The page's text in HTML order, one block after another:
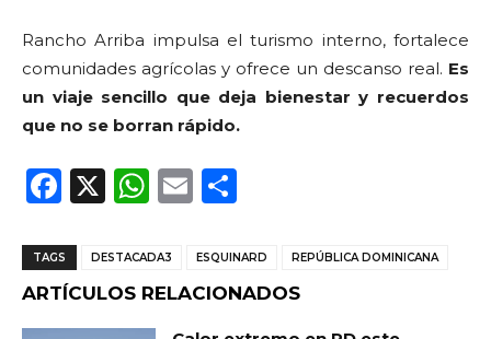
Rancho Arriba impulsa el turismo interno, fortalece
comunidades agrícolas y ofrece un descanso real. Es
un viaje sencillo que deja bienestar y recuerdos
que no se borran rápido.
F
c
e
b
X
W
a
ts
A
E
ai
l
m
p
ar
TAGS DESTACADA3 ESQUINARD REPÚBLICA DOMINICANA
ARTÍCULOS RELACIONADOS